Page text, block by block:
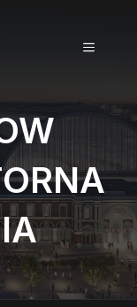
MENU